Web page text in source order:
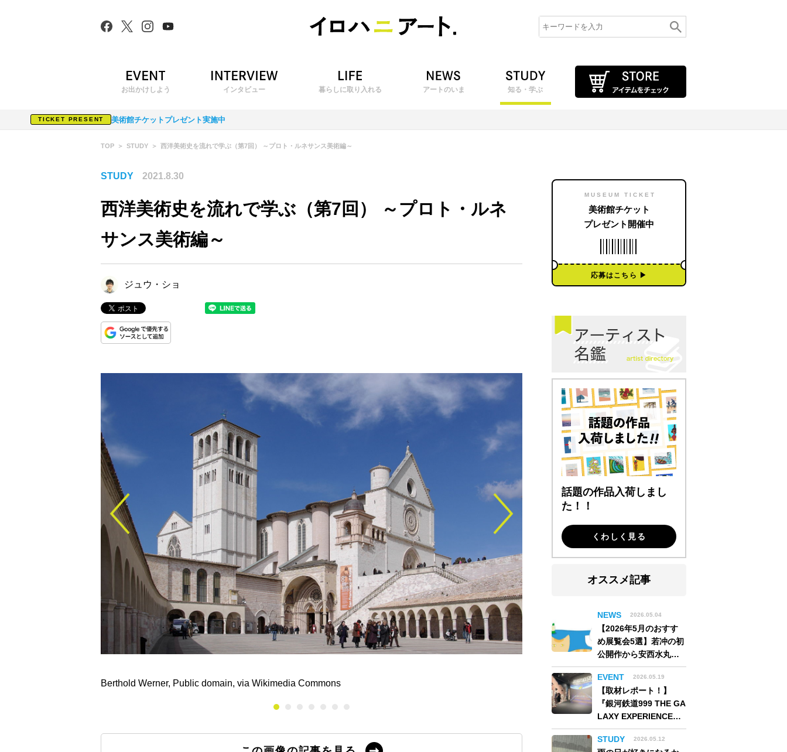
お出かけしよう インタビュー 暮らしに取り入れる アートのいま 知る・学ぶ
TICKET PRESENT 美術館チケットプレゼント実施中
TOP STUDY 西洋美術史を流れで学ぶ（第7回） ～プロト・ルネサンス美術編～
STUDY 2021.8.30
西洋美術史を流れで学ぶ（第7回） ～プロト・ルネ
サンス美術編～
ジュウ・ショ
Berthold Werner, Public domain, via Wikimedia Commons Unknown authorUnknown author, Public domain, via
MUSEUM TICKET
美術館チケット
プレゼント開催中
応募はこちら ▶︎
話題の作品入荷しまし
た！！
くわしく見る
オススメ記事
NEWS 2026.05.04
【2026年5月のおすす
め展覧会5選】若冲の初
公開作から安西水丸の
世界、そしてゴッホ
《夜のカフェテラス》
まで
EVENT 2026.05.19
【取材レポート！】
『銀河鉄道999 THE GA
LAXY EXPERIENCE
あの旅は、まだ続いて
いる。』999号に乗り銀
STUDY 2026.05.12